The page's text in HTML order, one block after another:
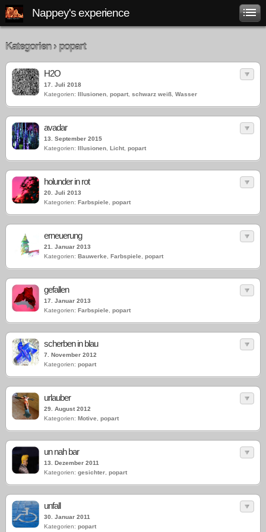
Nappey's experience
Kategorien › popart
H2O
17. Juli 2018
Kategorien: Illusionen popart schwarz weiß Wasser
avadar
13. September 2015
Kategorien: Illusionen Licht popart
holunder in rot
20. Juli 2013
Kategorien: Farbspiele popart
erneuerung
21. Januar 2013
Kategorien: Bauwerke Farbspiele popart
gefallen
17. Januar 2013
Kategorien: Farbspiele popart
scherben in blau
7. November 2012
Kategorien: popart
urlauber
29. August 2012
Kategorien: Motive popart
un nah bar
13. Dezember 2011
Kategorien: gesichter popart
unfall
30. Januar 2011
Kategorien: popart